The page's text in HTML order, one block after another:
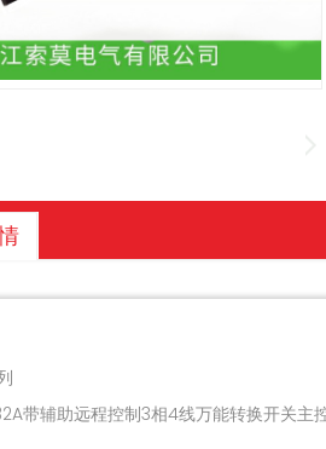
带辅助远程控制3相4线万能转换开关主